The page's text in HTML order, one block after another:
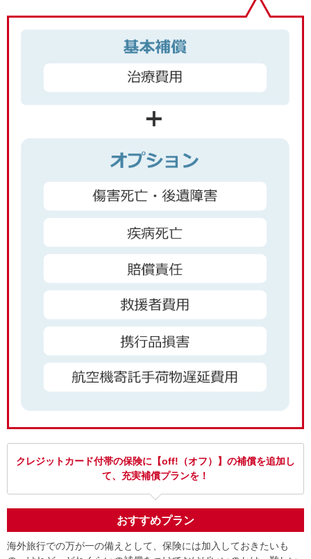
クレジットカード付帯の保険に【off!（オフ）】の補償を追加し
て、充実補償プランを！
おすすめプラン
海外旅行での万が一の備えとして、保険には加入しておきたいも